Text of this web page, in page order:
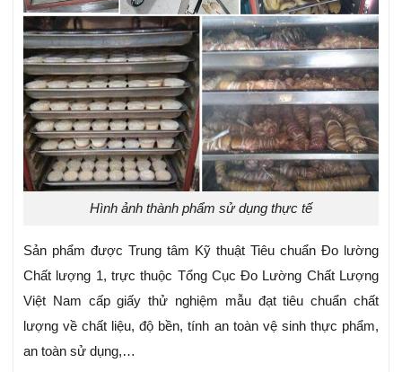
Hình ảnh thành phẩm sử dụng thực tế
Sản phẩm được Trung tâm Kỹ thuật Tiêu chuẩn Đo lường
Chất lượng 1, trực thuộc Tổng Cục Đo Lường Chất Lượng
Việt Nam cấp giấy thử nghiệm mẫu đạt tiêu chuẩn chất
lượng về chất liệu, độ bền, tính an toàn vệ sinh thực phẩm,
an toàn sử dụng,…